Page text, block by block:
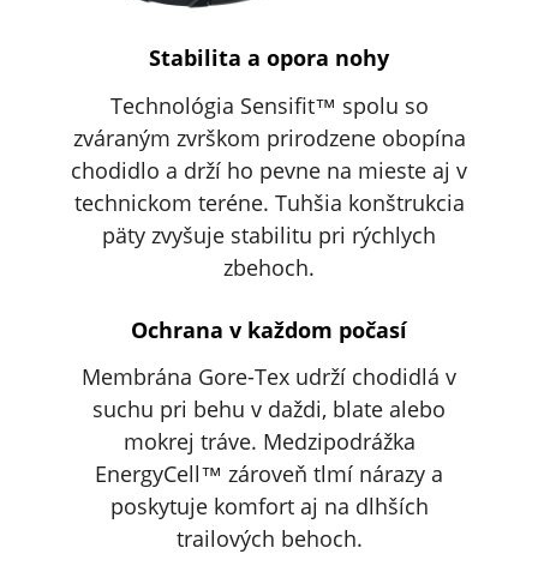
Stabilita a opora nohy
Technológia Sensifit™ spolu so
zváraným zvrškom prirodzene obopína
chodidlo a drží ho pevne na mieste aj v
technickom teréne. Tuhšia konštrukcia
päty zvyšuje stabilitu pri rýchlych
zbehoch.
Ochrana v každom počasí
Membrána Gore-Tex udrží chodidlá v
suchu pri behu v daždi, blate alebo
mokrej tráve. Medzipodrážka
EnergyCell™ zároveň tlmí nárazy a
poskytuje komfort aj na dlhších
trailových behoch.